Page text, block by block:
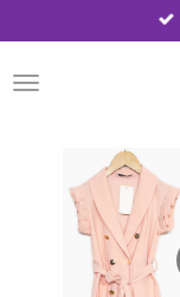
direct
naar
de